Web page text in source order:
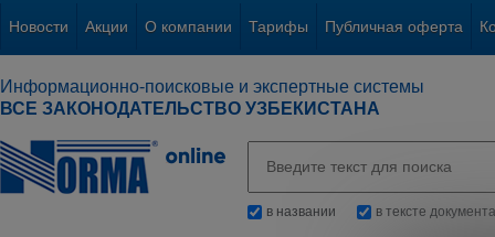
Новости Акции О компании Тарифы Публичная оферта
Информационно-поисковые и экспертные системы
ВСЕ ЗАКОНОДАТЕЛЬСТВО УЗБЕКИСТАНА
в названии в тексте документа